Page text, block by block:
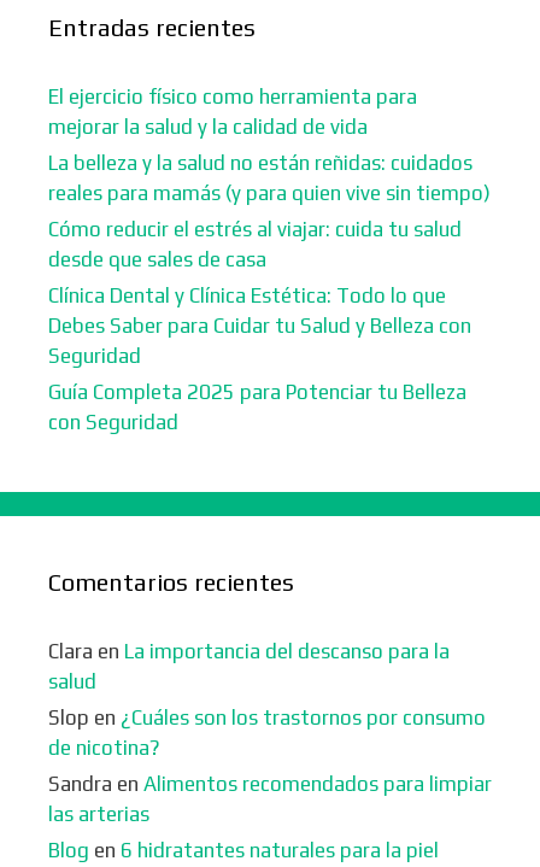
Entradas recientes
El ejercicio físico como herramienta para
mejorar la salud y la calidad de vida
La belleza y la salud no están reñidas: cuidados
reales para mamás (y para quien vive sin tiempo)
Cómo reducir el estrés al viajar: cuida tu salud
desde que sales de casa
Clínica Dental y Clínica Estética: Todo lo que
Debes Saber para Cuidar tu Salud y Belleza con
Seguridad
Guía Completa 2025 para Potenciar tu Belleza
con Seguridad
Comentarios recientes
Clara en La importancia del descanso para la
salud
Slop en ¿Cuáles son los trastornos por consumo
de nicotina?
Sandra en Alimentos recomendados para limpiar
las arterias
Blog en 6 hidratantes naturales para la piel